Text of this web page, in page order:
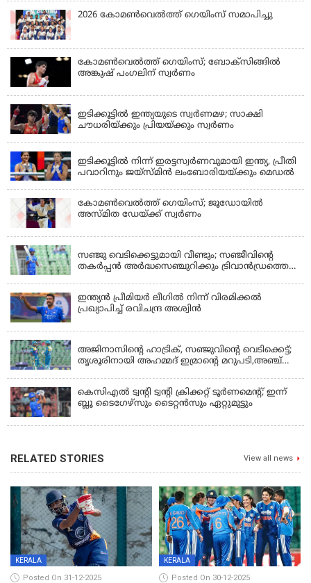
2026 കോമണ്‍വെല്‍ത്ത് ഗെയിംസ് സമാപിച്ചു
കോമണ്‍വെല്‍ത്ത് ഗെയിംസ്; ബോക്‌സിങ്ങില്‍
അങ്കുഷ് പംഗലിന് സ്വര്‍ണം
ഇടിക്കൂട്ടിൽ ഇന്ത്യയുടെ സ്വർണമഴ; സാക്ഷി
ചൗധരിയ്ക്കും പ്രിയയ്ക്കും സ്വർണം
ഇടിക്കൂട്ടിൽ നിന്ന് ഇരട്ടസ്വർണവുമായി ഇന്ത്യ, പ്രീതി
പവാറിനും ജയ്സ്മിന്‍ ലംബോരിയയ്ക്കും മെഡൽ
കോമണ്‍വെല്‍ത്ത് ഗെയിംസ്; ജൂഡോയിൽ
അസ്മിത ഡേയ്ക്ക് സ്വർണം
സഞ്ജു വെടിക്കെട്ടുമായി വീണ്ടും; സഞ്ജീവിന്‍റെ
തകർപ്പൻ അർദ്ധസെഞ്ചുറിക്കും ട്രിവാൻഡ്രത്തെ
ഇന്ത്യന്‍ പ്രീമിയര്‍ ലീഗില്‍ നിന്ന് വിരമിക്കല്‍
പ്രഖ്യാപിച്ച് രവിചന്ദ്ര അശ്വിന്‍
അജിനാസിന്റെ ഹാട്രിക്, സഞ്ജുവിന്റെ വെടിക്കെട്ട്;
തൃശൂരിനായി അഹമ്മദ് ഇമ്രാന്റെ മറുപടി,അഞ്ച്
കെസിഎൽ ട്വൻ്റി ട്വൻ്റി ക്രിക്കറ്റ് ടൂർണമെൻ്റ്; ഇന്ന്
ബ്ലൂ ടൈഗേഴ്സും ടൈറ്റൻസും ഏറ്റുമുട്ടും
RELATED STORIES View all news
KERALA
Posted On 31-12-2025
KERALA
Posted On 30-12-2025